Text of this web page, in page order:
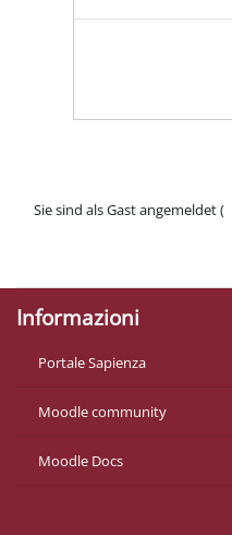
Sie sind als Gast angemeldet (
Informazioni
Portale Sapienza
Moodle community
Moodle Docs